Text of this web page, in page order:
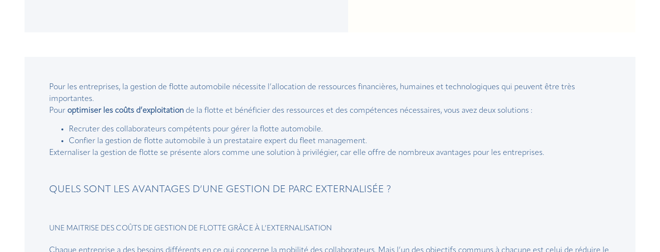
Pour les entreprises, la gestion de flotte automobile nécessite l’allocation de ressources financières, humaines et technologiques qui peuvent être très
importantes.
Pour optimiser les coûts d’exploitation de la flotte et bénéficier des ressources et des compétences nécessaires, vous avez deux solutions :
Recruter des collaborateurs compétents pour gérer la flotte automobile.
Confier la gestion de flotte automobile à un prestataire expert du fleet management.
Externaliser la gestion de flotte se présente alors comme une solution à privilégier, car elle offre de nombreux avantages pour les entreprises.
QUELS SONT LES AVANTAGES D’UNE GESTION DE PARC EXTERNALISÉE ?
UNE MAITRISE DES COÛTS DE GESTION DE FLOTTE GRÂCE À L’EXTERNALISATION
Chaque entreprise a des besoins différents en ce qui concerne la mobilité des collaborateurs. Mais l’un des objectifs communs à chacune est celui de réduire le